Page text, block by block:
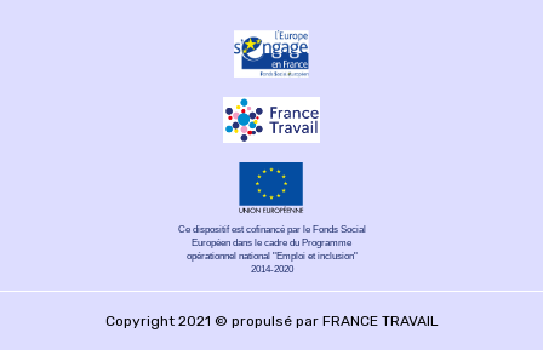
Ce dispositif est cofinancé par le Fonds Social
Européen dans le cadre du Programme
opérationnel national "Emploi et inclusion"
2014-2020
Copyright 2021 © propulsé par FRANCE TRAVAIL